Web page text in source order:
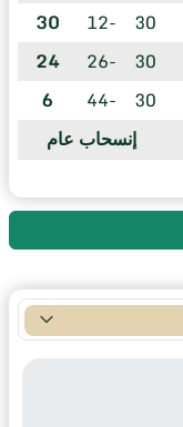
30
-12
30
30
-26
24
30
-44
6
إنسحاب عام